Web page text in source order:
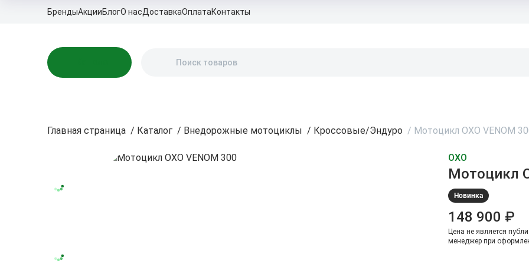
БрендыАкцииБлогО насДоставкаОплатаКонтакты
Главная страница / Каталог / Внедорожные мотоциклы / Кроссовые/Эндуро / Мотоцикл OXO VENOM
OXO
Мотоцикл
Новинка
148 900 ₽
Цена не является
менеджер при